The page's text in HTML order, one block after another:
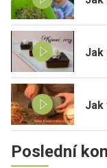
Jak
Jak
Poslední